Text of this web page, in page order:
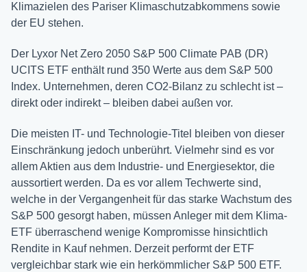
Klimazielen des Pariser Klimaschutzabkommens sowie
der EU stehen.
Der Lyxor Net Zero 2050 S&P 500 Climate PAB (DR)
UCITS ETF enthält rund 350 Werte aus dem S&P 500
Index. Unternehmen, deren CO2-Bilanz zu schlecht ist –
direkt oder indirekt – bleiben dabei außen vor.
Die meisten IT- und Technologie-Titel bleiben von dieser
Einschränkung jedoch unberührt. Vielmehr sind es vor
allem Aktien aus dem Industrie- und Energiesektor, die
aussortiert werden. Da es vor allem Techwerte sind,
welche in der Vergangenheit für das starke Wachstum des
S&P 500 gesorgt haben, müssen Anleger mit dem Klima-
ETF überraschend wenige Kompromisse hinsichtlich
Rendite in Kauf nehmen. Derzeit performt der ETF
vergleichbar stark wie ein herkömmlicher S&P 500 ETF.